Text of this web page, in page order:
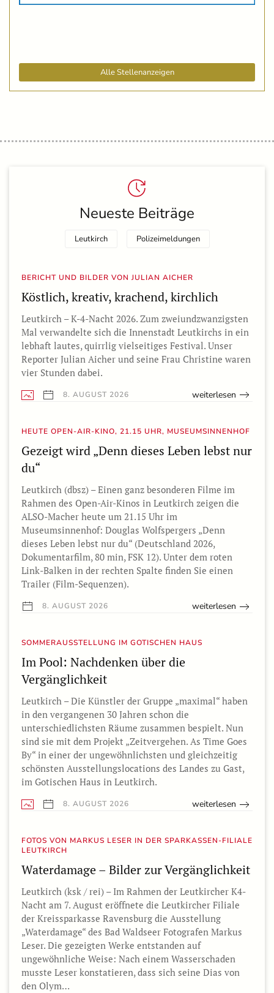
Alle Stellenanzeigen
Neueste Beiträge
Leutkirch Polizeimeldungen
BERICHT UND BILDER VON JULIAN AICHER
Köstlich, kreativ, krachend, kirchlich
Leutkirch – K-4-Nacht 2026. Zum zweiundzwanzigsten
Mal verwandelte sich die Innenstadt Leutkirchs in ein
lebhaft lautes, quirrlig vielseitiges Festival. Unser
Reporter Julian Aicher und seine Frau Christine waren
vier Stunden dabei.
8. AUGUST 2026 weiterlesen
HEUTE OPEN-AIR-KINO, 21.15 UHR, MUSEUMSINNENHOF
Gezeigt wird „Denn dieses Leben lebst nur
du“
Leutkirch (dbsz) – Einen ganz besonderen Filme im
Rahmen des Open-Air-Kinos in Leutkirch zeigen die
ALSO-Macher heute um 21.15 Uhr im
Museumsinnenhof: Douglas Wolfspergers „Denn
dieses Leben lebst nur du“ (Deutschland 2026,
Dokumentarfilm, 80 min, FSK 12). Unter dem roten
Link-Balken in der rechten Spalte finden Sie einen
Trailer (Film-Sequenzen).
8. AUGUST 2026 weiterlesen
SOMMERAUSSTELLUNG IM GOTISCHEN HAUS
Im Pool: Nachdenken über die
Vergänglichkeit
Leutkirch – Die Künstler der Gruppe „maximal“ haben
in den vergangenen 30 Jahren schon die
unterschiedlichsten Räume zusammen bespielt. Nun
sind sie mit dem Projekt „Zeitvergehen. As Time Goes
By“ in einer der ungewöhnlichsten und gleichzeitig
schönsten Ausstellungslocations des Landes zu Gast,
im Gotischen Haus in Leutkirch.
8. AUGUST 2026 weiterlesen
FOTOS VON MARKUS LESER IN DER SPARKASSEN-FILIALE
LEUTKIRCH
Waterdamage – Bilder zur Vergänglichkeit
Leutkirch (ksk / rei) – Im Rahmen der Leutkircher K4-
Nacht am 7. August eröffnete die Leutkircher Filiale
der Kreissparkasse Ravensburg die Ausstellung
„Waterdamage“ des Bad Waldseer Fotografen Markus
Leser. Die gezeigten Werke entstanden auf
ungewöhnliche Weise: Nach einem Wasserschaden
musste Leser konstatieren, dass sich seine Dias von
den Olym…